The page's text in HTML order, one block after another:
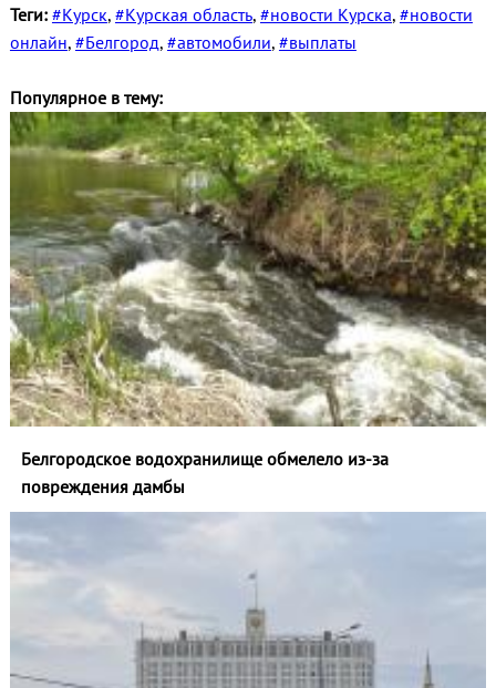
Теги: #Курск, #Курская область, #новости Курска, #новости
онлайн, #Белгород, #автомобили, #выплаты
Популярное в тему:
Белгородское водохранилище обмелело из-за
повреждения дамбы